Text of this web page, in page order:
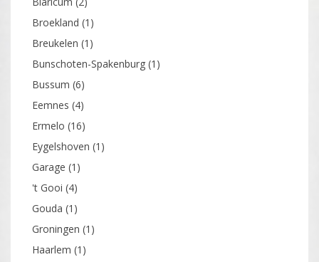
Broekland (1)
Breukelen (1)
Bunschoten-Spakenburg (1)
Bussum (6)
Eemnes (4)
Ermelo (16)
Eygelshoven (1)
Garage (1)
't Gooi (4)
Gouda (1)
Groningen (1)
Haarlem (1)